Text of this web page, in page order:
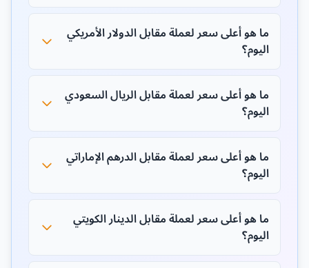
ما هو أعلى سعر لعملة مقابل الدولار الأمريكي
اليوم؟
ما هو أعلى سعر لعملة مقابل الريال السعودي
اليوم؟
ما هو أعلى سعر لعملة مقابل الدرهم الإماراتي
اليوم؟
ما هو أعلى سعر لعملة مقابل الدينار الكويتي
اليوم؟